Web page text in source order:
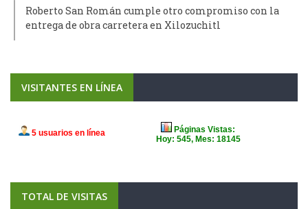
Roberto San Román cumple otro compromiso con la
entrega de obra carretera en Xilozuchitl
VISITANTES EN LÍNEA
TOTAL DE VISITAS